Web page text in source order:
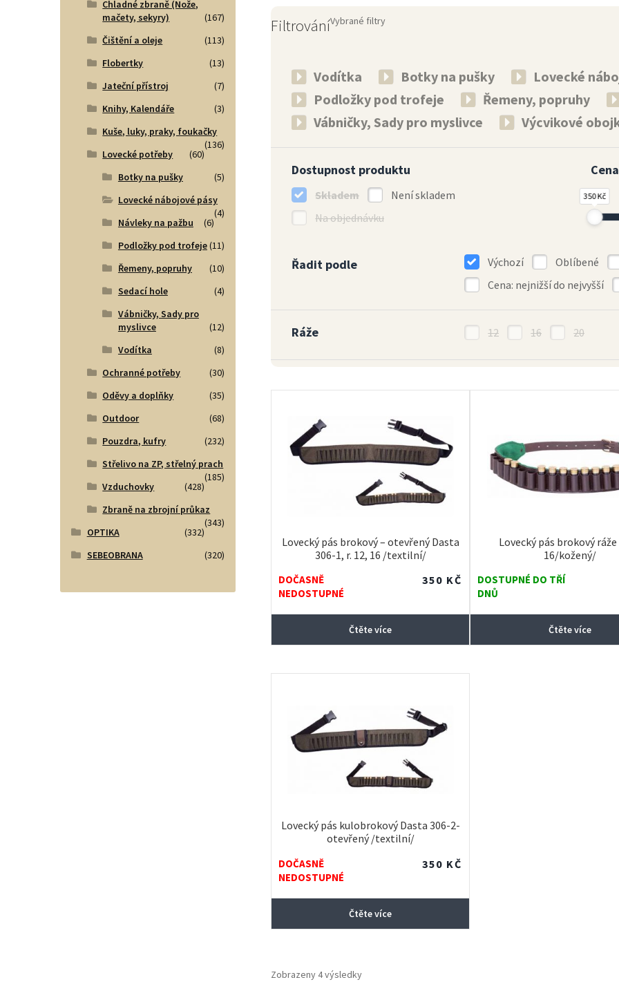
FiltrováníVybrané filtry
Vodítka Botky na pušky Lovecké
Podložky pod trofeje
Řemeny, popruhy
Vábničky, Sady pro myslivce
Výcvikové
Dostupnost produktu
Skladem
Není skladem
Na objednávku
350 Kč
Řadit podle Výchozí Oblíbené
Cena: nejnižší do nejvyšší
Ráže 12 16 20
Lovecký pás brokový – otevřený Dasta
306-1, r. 12, 16 /textilní/
DOČASNĚ
NEDOSTUPNÉ
350 KČ
Čtěte více
Lovecký pás brokový ráže
16/kožený/
DOSTUPNÉ DO TŘÍ
DNŮ
Čtěte více
Lovecký pás kulobrokový Dasta 306-2-
otevřený /textilní/
DOČASNĚ
NEDOSTUPNÉ
350 KČ
Čtěte více
Zobrazeny 4 výsledky
Chladné zbraně (Nože,
mačety, sekyry)
(167)
Čištění a oleje
(113)
Flobertky
(13)
Jateční přístroj
(7)
Knihy, Kalendáře
(3)
Kuše, luky, praky, foukačky
(136)
Lovecké potřeby
(60)
Botky na pušky
(5)
Lovecké nábojové pásy
(4)
Návleky na pažbu
(6)
Podložky pod trofeje(11)
Řemeny, popruhy
(10)
Sedací hole
(4)
Vábničky, Sady pro
myslivce
(12)
Vodítka
(8)
Ochranné potřeby
(30)
Oděvy a doplňky
(35)
Outdoor
(68)
Pouzdra, kufry
(232)
Střelivo na ZP, střelný prach
(185)
Vzduchovky
(428)
Zbraně na zbrojní průkaz
(343)
OPTIKA
(332)
SEBEOBRANA
(320)